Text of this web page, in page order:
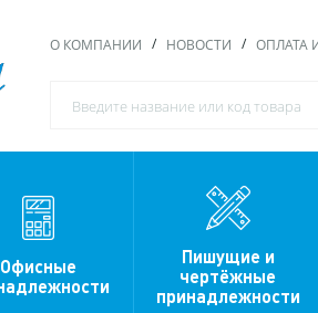
О КОМПАНИИ НОВОСТИ ОПЛАТА
Офисные
Пишущие и
чертёжные
принадлежности